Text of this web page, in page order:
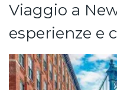
Viaggio a
esperienze e